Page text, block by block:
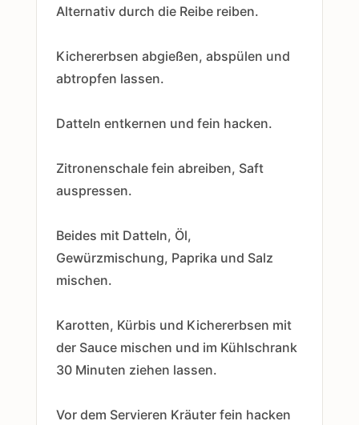
Alternativ durch die Reibe reiben.
Kichererbsen abgießen, abspülen und
abtropfen lassen.
Datteln entkernen und fein hacken.
Zitronenschale fein abreiben, Saft
auspressen.
Beides mit Datteln, Öl,
Gewürzmischung, Paprika und Salz
mischen.
Karotten, Kürbis und Kichererbsen mit
der Sauce mischen und im Kühlschrank
30 Minuten ziehen lassen.
Vor dem Servieren Kräuter fein hacken